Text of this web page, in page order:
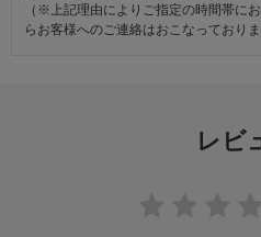
（※上記理由によりご指定の時間帯に
らお客様へのご連絡はおこなっておりま
レビ